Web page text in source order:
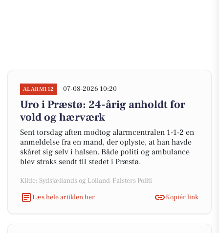
ALARM112 07-08-2026 10:20
Uro i Præstø: 24-årig anholdt for
vold og hærværk
Sent torsdag aften modtog alarmcentralen 1-1-2 en
anmeldelse fra en mand, der oplyste, at han havde
skåret sig selv i halsen. Både politi og ambulance
blev straks sendt til stedet i Præstø.
Kilde: Sydsjællands og Lolland-Falsters Politi
Læs hele artiklen her
Kopiér link